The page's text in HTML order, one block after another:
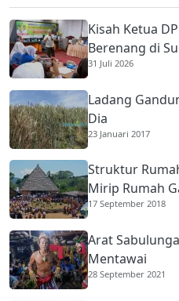
Kisah Ketua
Berenang di
Membantu
31 Juli 2026
Ladang
Dia
23 Januari 2017
Struktur
Mirip Rumah
17 September 2018
Arat
Mentawai
28 September 2021